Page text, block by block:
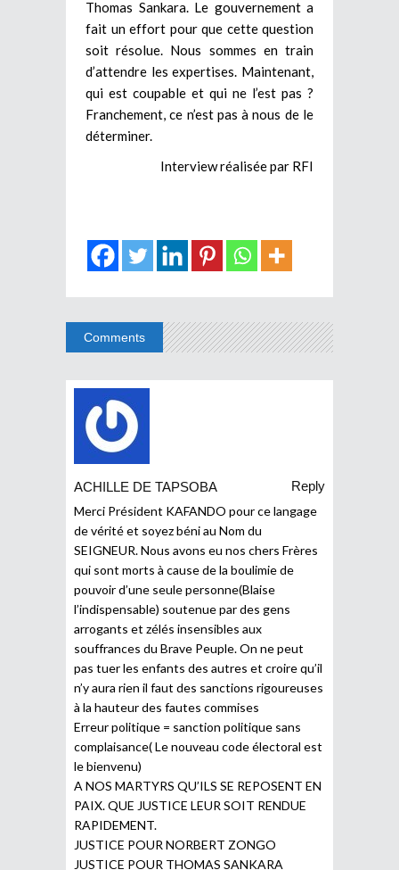
Thomas Sankara. Le gouvernement a
fait un effort pour que cette question
soit résolue. Nous sommes en train
d’attendre les expertises. Maintenant,
qui est coupable et qui ne l’est pas ?
Franchement, ce n’est pas à nous de le
déterminer.
Interview réalisée par RFI
Comments
ACHILLE DE TAPSOBA
Reply
Merci Président KAFANDO pour ce langage
de vérité et soyez béni au Nom du
SEIGNEUR. Nous avons eu nos chers Frères
qui sont morts à cause de la boulimie de
pouvoir d’une seule personne(Blaise
l’indispensable) soutenue par des gens
arrogants et zélés insensibles aux
souffrances du Brave Peuple. On ne peut
pas tuer les enfants des autres et croire qu’il
n’y aura rien il faut des sanctions rigoureuses
à la hauteur des fautes commises
Erreur politique = sanction politique sans
complaisance( Le nouveau code électoral est
le bienvenu)
A NOS MARTYRS QU’ILS SE REPOSENT EN
PAIX. QUE JUSTICE LEUR SOIT RENDUE
RAPIDEMENT.
JUSTICE POUR NORBERT ZONGO
JUSTICE POUR THOMAS SANKARA